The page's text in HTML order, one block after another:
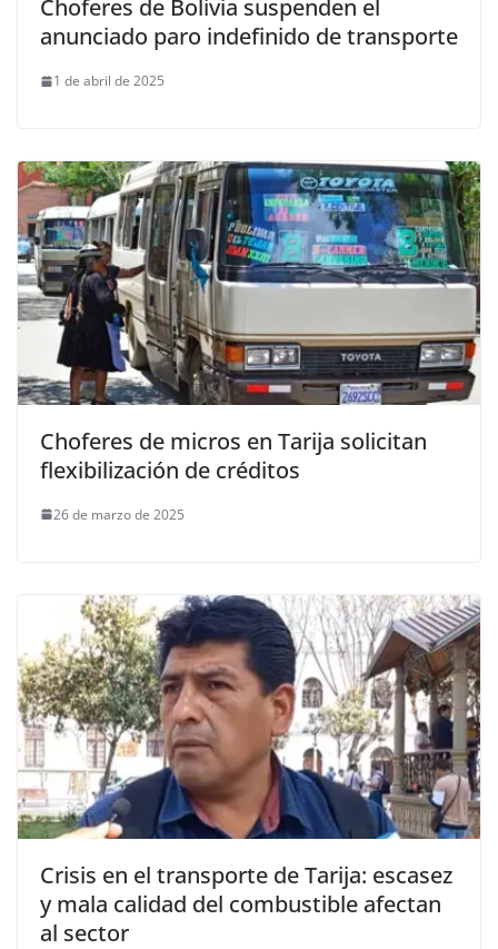
Choferes de Bolivia suspenden el
anunciado paro indefinido de transporte
1 de abril de 2025
Choferes de micros en Tarija solicitan
flexibilización de créditos
26 de marzo de 2025
Crisis en el transporte de Tarija: escasez
y mala calidad del combustible afectan
al sector